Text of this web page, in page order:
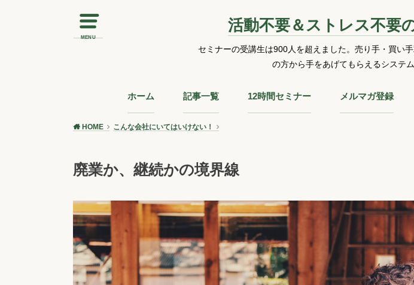
MENU
活動不要＆ストレス不要
セミナーの受講生は900人を超えました。売り手・買い
の方から手をあげてもらえるシステ
ホーム 記事一覧 12時間セミナー メルマガ登録
HOME こんな会社にいてはいけない！
廃業か、継続かの境界線